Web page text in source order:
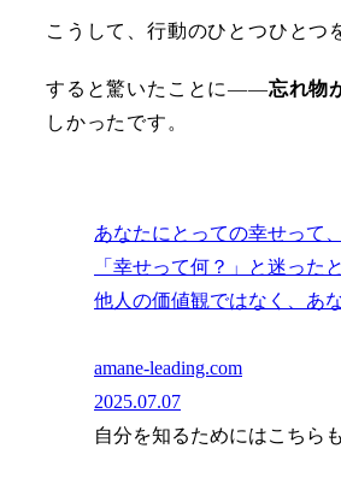
こうして、行動のひとつひとつ
すると驚いたことに――忘れ物
しかったです。
あなたにとっての幸せって
「幸せって何？」と迷った
他人の価値観ではなく、あ
amane-leading.com
2025.07.07
自分を知るためにはこちら